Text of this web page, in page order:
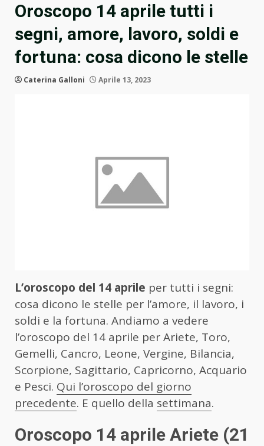
Oroscopo 14 aprile tutti i
segni, amore, lavoro, soldi e
fortuna: cosa dicono le stelle
Caterina Galloni Aprile 13, 2023
L’oroscopo del 14 aprile per tutti i segni:
cosa dicono le stelle per l’amore, il lavoro, i
soldi e la fortuna. Andiamo a vedere
l’oroscopo del 14 aprile per Ariete, Toro,
Gemelli, Cancro, Leone, Vergine, Bilancia,
Scorpione, Sagittario, Capricorno, Acquario
e Pesci. Qui l’oroscopo del giorno
precedente. E quello della settimana.
Oroscopo 14 aprile Ariete (21